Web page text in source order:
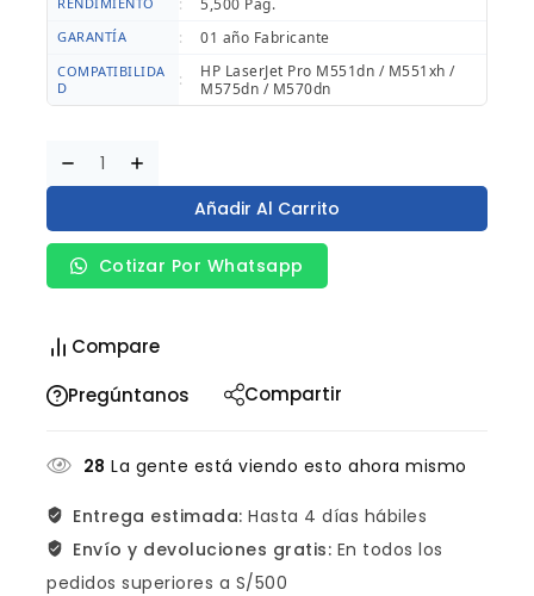
GARANTÍA : 01 año Fabricante
COMPATIBILIDA
D
:
HP LaserJet Pro M551dn / M551xh /
M575dn / M570dn
Añadir Al Carrito
Cotizar Por Whatsapp
Compare
Pregúntanos
Compartir
28 La gente está viendo esto ahora mismo
Entrega estimada: Hasta 4 días hábiles
Envío y devoluciones gratis: En todos los
pedidos superiores a S/500